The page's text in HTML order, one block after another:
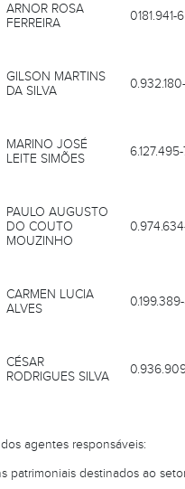
ARNOR ROSA
FERREIRA
0181.941-6
GILSON MARTINS
DA SILVA
MARINO JOSÉ
LEITE SIMÕES
PAULO AUGUSTO
DO COUTO
MOUZINHO
CARMEN LUCIA
ALVES
CÉSAR
RODRIGUES SILVA
agentes responsáveis:
patrimoniais destinados ao